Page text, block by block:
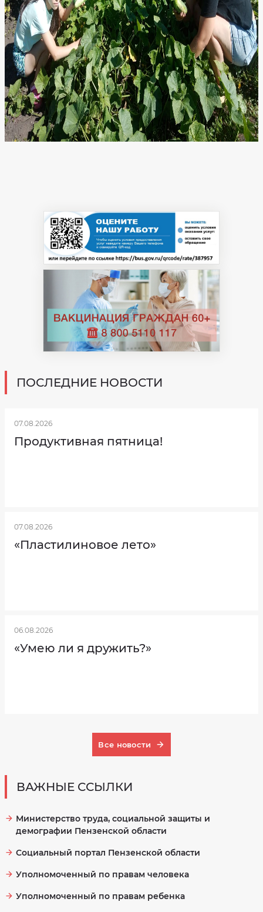
Профсоюзная
организация
Результаты
независимой
оценки
качества
на
сайте
bus.gov.ru
ПОСЛЕДНИЕ НОВОСТИ
07.08.2026
Продуктивная пятница!
07.08.2026
«Пластилиновое лето»
06.08.2026
«Умею ли я дружить?»
Все новости
ВАЖНЫЕ ССЫЛКИ
Министерство труда, социальной защиты и
демографии Пензенской области
Социальный портал Пензенской области
Уполномоченный по правам человека
Уполномоченный по правам ребенка